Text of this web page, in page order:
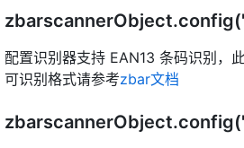
配置识别器支持 EAN13 条码识别，
可识别格式请参考zbar文档